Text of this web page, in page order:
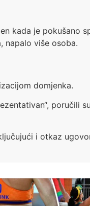
kada je pokušano
napalo više osoba.
domjenka.
poručili
i otkaz